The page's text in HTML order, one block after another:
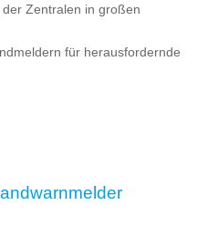
der Zentralen in großen
für herausfordernde